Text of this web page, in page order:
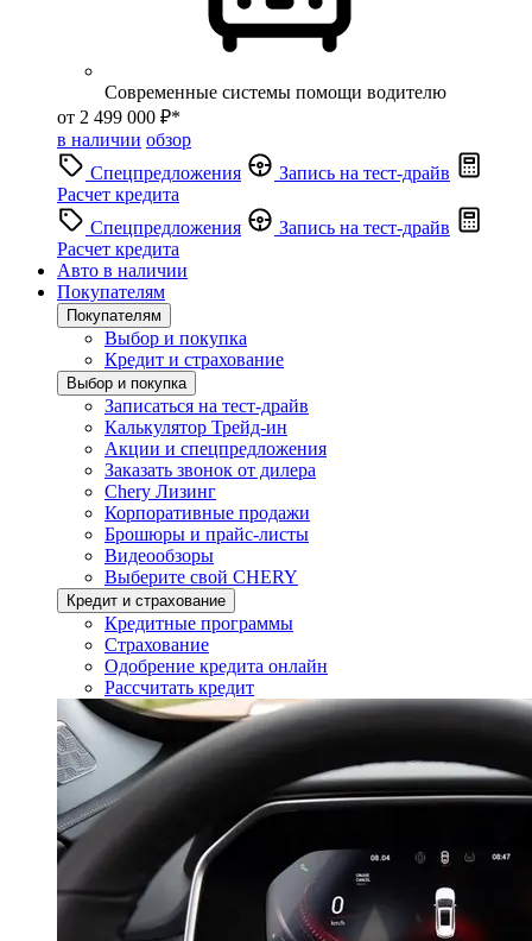
Современные системы помощи водителю
от 2 499 000 ₽*
в наличии обзор
Спецпредложения
Запись на тест-драйв
Расчет кредита
Спецпредложения
Запись на тест-драйв
Расчет кредита
Авто в наличии
Покупателям
Покупателям
Выбор и покупка
Кредит и страхование
Выбор и покупка
Записаться на тест-драйв
Калькулятор Трейд-ин
Акции и спецпредложения
Заказать звонок от дилера
Chery Лизинг
Корпоративные продажи
Брошюры и прайс-листы
Видеообзоры
Выберите свой CHERY
Кредит и страхование
Кредитные программы
Страхование
Одобрение кредита онлайн
Рассчитать кредит